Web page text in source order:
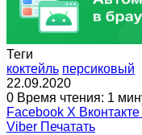
Теги
коктейль персиковый
22.09.2020
0 Время чтения: 1
Facebook X Вконтакте
Viber Печатать